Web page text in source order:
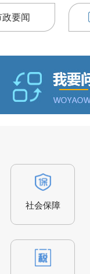
政要闻
优待抚恤社会保障